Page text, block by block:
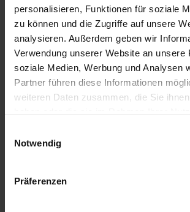
personalisieren, Funktionen für soziale
zu können und die Zugriffe auf unsere
analysieren. Außerdem geben wir
Verwendung unserer Website an unsere
soziale Medien, Werbung und Analysen
Partner führen diese Informationen
weiteren Daten zusammen, die Sie
Notwendig
Präferenzen